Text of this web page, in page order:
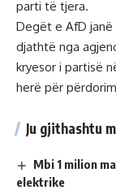
parti të tjera.
Degët e AfD
djathtë nga
kryesor i partisë
herë për
Ju gjithashtu
Mbi 1 milion
elektrike